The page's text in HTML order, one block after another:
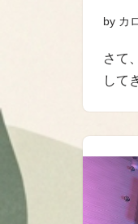
by カ
さて
して